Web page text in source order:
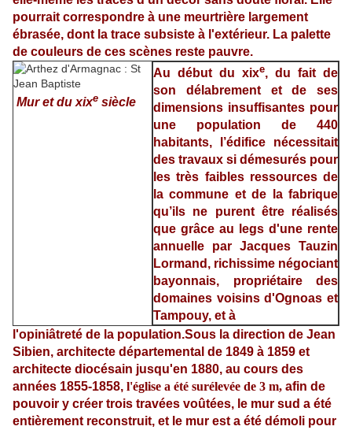
pourrait correspondre à une meurtrière largement
ébrasée, dont la trace subsiste à l'extérieur. La palette
de couleurs de ces scènes reste pauvre.
Mur et du xixe siècle
Au début du xixe, du fait de
son délabrement et de ses
dimensions insuffisantes pour
une population de 440
habitants, l’édifice nécessitait
des travaux si démesurés pour
les très faibles ressources de
la commune et de la fabrique
qu’ils ne purent être réalisés
que grâce au legs d'une rente
annuelle par Jacques Tauzin
Lormand, richissime négociant
bayonnais, propriétaire des
domaines voisins d'Ognoas et
Tampouy, et à
l'opiniâtreté de la population.Sous la direction de Jean
Sibien, architecte départemental de 1849 à 1859 et
architecte diocésain jusqu'en 1880, au cours des
années 1855-1858, l'église a été surélevée de 3 m, afin de
pouvoir y créer trois travées voûtées, le mur sud a été
entièrement reconstruit, et le mur est a été démoli pour